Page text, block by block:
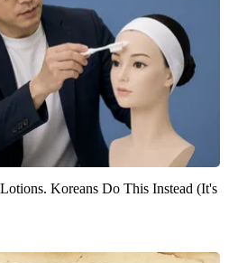
Koreans Do This Instead (It's